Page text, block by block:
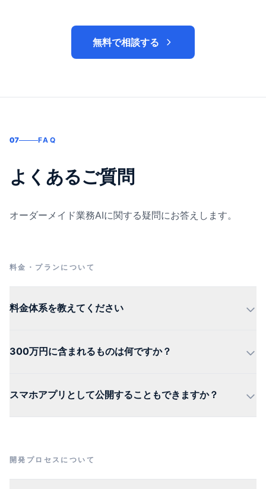
無料で相談する
07 FAQ
よくあるご質問
オーダーメイド業務AIに関する疑問にお答えします。
料金・プランについて
料金体系を教えてください
300万円に含まれるものは何ですか？
スマホアプリとして公開することもできますか？
開発プロセスについて